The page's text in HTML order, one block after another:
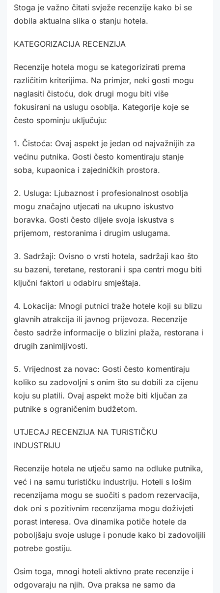
Stoga je važno čitati svježe recenzije kako bi se
dobila aktualna slika o stanju hotela.
KATEGORIZACIJA RECENZIJA
Recenzije hotela mogu se kategorizirati prema
različitim kriterijima. Na primjer, neki gosti mogu
naglasiti čistoću, dok drugi mogu biti više
fokusirani na uslugu osoblja. Kategorije koje se
često spominju uključuju:
1. Čistoća: Ovaj aspekt je jedan od najvažnijih za
većinu putnika. Gosti često komentiraju stanje
soba, kupaonica i zajedničkih prostora.
2. Usluga: Ljubaznost i profesionalnost osoblja
mogu značajno utjecati na ukupno iskustvo
boravka. Gosti često dijele svoja iskustva s
prijemom, restoranima i drugim uslugama.
3. Sadržaji: Ovisno o vrsti hotela, sadržaji kao što
su bazeni, teretane, restorani i spa centri mogu biti
ključni faktori u odabiru smještaja.
4. Lokacija: Mnogi putnici traže hotele koji su blizu
glavnih atrakcija ili javnog prijevoza. Recenzije
često sadrže informacije o blizini plaža, restorana i
drugih zanimljivosti.
5. Vrijednost za novac: Gosti često komentiraju
koliko su zadovoljni s onim što su dobili za cijenu
koju su platili. Ovaj aspekt može biti ključan za
putnike s ograničenim budžetom.
UTJECAJ RECENZIJA NA TURISTIČKU
INDUSTRIJU
Recenzije hotela ne utječu samo na odluke putnika,
već i na samu turističku industriju. Hoteli s lošim
recenzijama mogu se suočiti s padom rezervacija,
dok oni s pozitivnim recenzijama mogu doživjeti
porast interesa. Ova dinamika potiče hotele da
poboljšaju svoje usluge i ponude kako bi zadovoljili
potrebe gostiju.
Osim toga, mnogi hoteli aktivno prate recenzije i
odgovaraju na njih. Ova praksa ne samo da